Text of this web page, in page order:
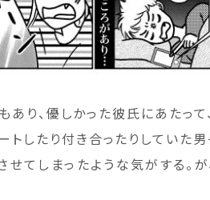
り、優しかった彼氏にあたって
したり付き合ったりしていた
せてしまったような気がする。